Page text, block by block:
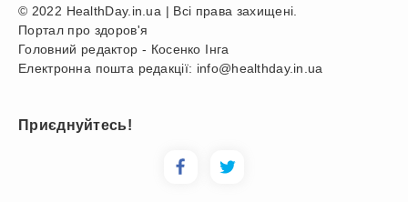
© 2022 HealthDay.in.ua | Всі права захищені.
Портал про здоров'я
Головний редактор - Косенко Інга
Електронна пошта редакції: info@healthday.in.ua
Приєднуйтесь!